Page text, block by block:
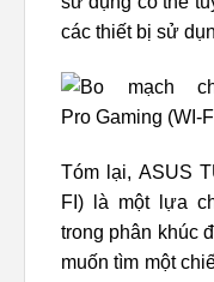
các thiết bị sử
Tóm lại, ASUS
FI) là một lựa
trong phân khúc
muốn tìm một